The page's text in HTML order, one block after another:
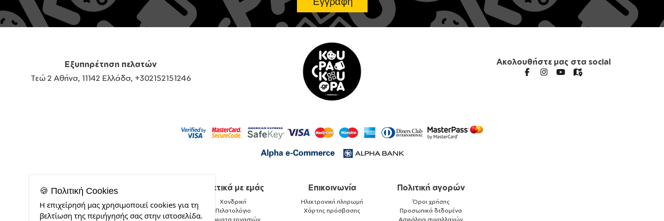
Εξυπηρέτηση πελατών
Τεώ 2 Αθήνα, 11142 Ελλάδα, +302152151246
Ακολουθήστε μας στα social
Σχετικά με εμάς
Χονδρική
Πελατολόγιο
Δείγματα εργασιών
Επικοινωνία
Ηλεκτρονική πληρωμή
Χάρτης πρόσβασης
Πολιτική αγορών
Όροι χρήσης
Προσωπικά δεδομένα
Ασφάλεια συναλλαγών
🍪 Πολιτική Cookies
Η επιχείρησή μας χρησιμοποιεί cookies για τη
βελτίωση της περιήγησής σας στην ιστοσελίδα.